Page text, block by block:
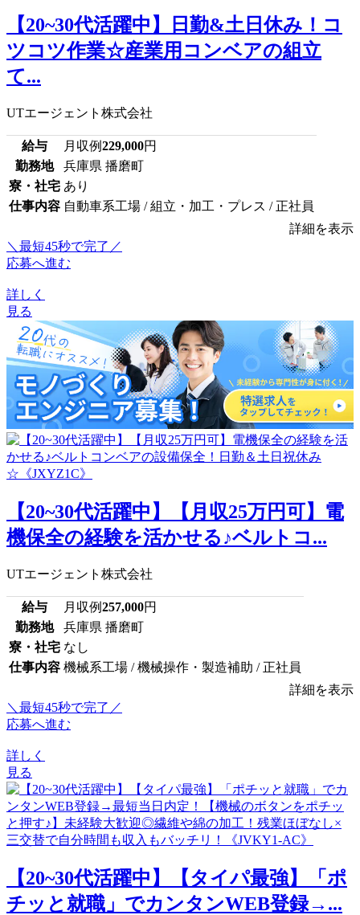
【20~30代活躍中】日勤&土日休み！コ
ツコツ作業☆産業用コンベアの組立
て...
UTエージェント株式会社
給与 月収例229,000円
勤務地
兵庫県 播磨町
寮・社宅 あり
仕事内容 自動車系工場 / 組立・加工・プレス / 正社員
詳細を表示
＼最短45秒で完了／
応募へ進む
詳しく
見る
【20~30代活躍中】【月収25万円可】電
機保全の経験を活かせる♪ベルトコ...
UTエージェント株式会社
給与 月収例257,000円
勤務地
兵庫県 播磨町
寮・社宅 なし
仕事内容 機械系工場 / 機械操作・製造補助 / 正社員
詳細を表示
＼最短45秒で完了／
応募へ進む
詳しく
見る
【20~30代活躍中】【タイパ最強】「ポ
チッと就職」でカンタンWEB登録→...